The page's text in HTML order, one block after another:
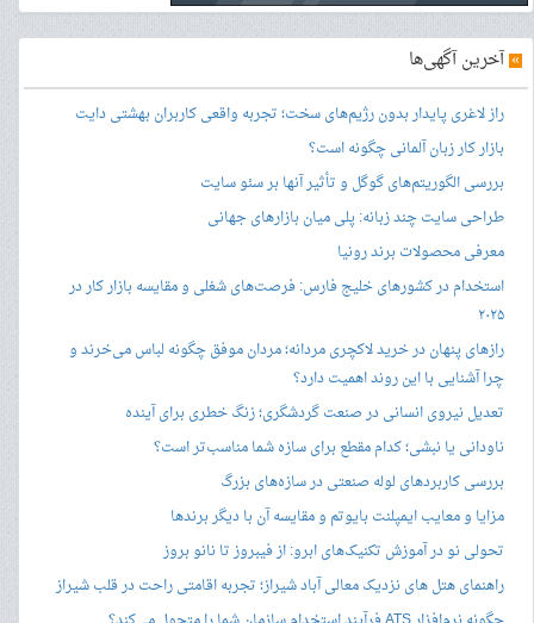
»آخرین آگهی‌ها
راز لاغری پایدار بدون رژیم‌های سخت؛ تجربه واقعی کاربران بهشتی دایت
بازار کار زبان آلمانی چگونه است؟
بررسی الگوریتم‌های گوگل و تأثیر آنها بر سئو سایت
طراحی سایت چند زبانه: پلی میان بازارهای جهانی
معرفی محصولات برند رونیا
استخدام در کشورهای خلیج فارس: فرصت‌های شغلی و مقایسه بازار کار در
۲۰۲۵
رازهای پنهان در خرید لاکچری مردانه؛ مردان موفق چگونه لباس می‌خرند و
چرا آشنایی با این روند اهمیت دارد؟
تعدیل نیروی انسانی در صنعت گردشگری؛ زنگ خطری برای آینده
ناودانی یا نبشی؛ کدام مقطع برای سازه شما مناسب‌تر است؟
بررسی کاربردهای لوله صنعتی در سازه‌های بزرگ
مزایا و معایب ایمپلنت بایوتم و مقایسه آن با دیگر برندها
تحولی نو در آموزش تکنیک‌های ابرو: از فیبروز تا نانو بروز
راهنمای هتل های نزدیک معالی آباد شیراز؛ تجربه اقامتی راحت در قلب شیراز